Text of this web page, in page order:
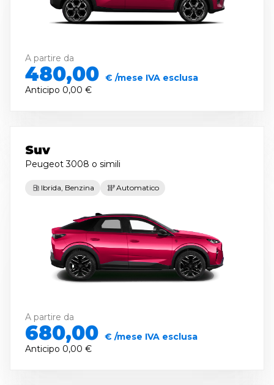
A partire da
480,00 € /mese IVA esclusa
Anticipo 0,00 €
Suv
Peugeot 3008 o simili
Ibrida, Benzina Automatico
A partire da
680,00 € /mese IVA esclusa
Anticipo 0,00 €